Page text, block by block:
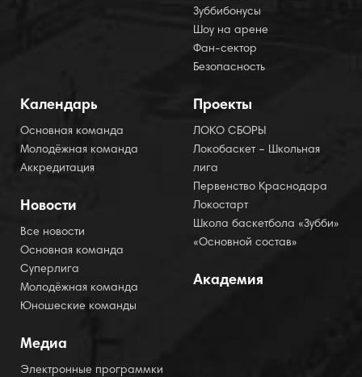
Зуббибонусы
Шоу на арене
Фан-сектор
Безопасность
Календарь
Основная команда
Молодёжная команда
Аккредитация
Новости
Все новости
Основная команда
Суперлига
Молодёжная команда
Юношеские команды
Медиа
Электронные программки
Проекты
ЛОКО СБОРЫ
Локобаскет – Школьная
лига
Первенство Краснодара
Локостарт
Школа баскетбола «Зубби»
«Основной состав»
Академия